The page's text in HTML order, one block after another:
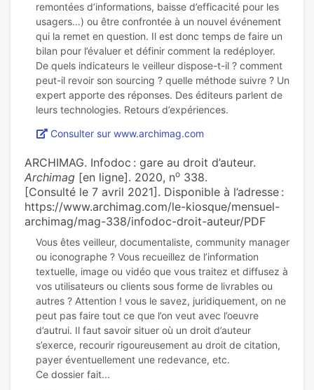
remontées d’informations, baisse d’efficacité pour les
usagers…) ou être confrontée à un nouvel événement
qui la remet en question. Il est donc temps de faire un
bilan pour l’évaluer et définir comment la redéployer.
De quels indicateurs le veilleur dispose-t-il ? comment
peut-il revoir son sourcing ? quelle méthode suivre ? Un
expert apporte des réponses. Des éditeurs parlent de
Consulter sur www.archimag.com
ARCHIMAG. Infodoc : gare au droit d’auteur.
Archimag [en ligne]. 2020, no 338.
[Consulté le 7 avril 2021]. Disponible à l’adresse :
https://www.archimag.com/le-kiosque/mensuel-
archimag/mag-338/infodoc-droit-auteur/PDF
Vous êtes veilleur, documentaliste, community manager
ou iconographe ? Vous recueillez de l’information
textuelle, image ou vidéo que vous traitez et diffusez à
vos utilisateurs ou clients sous forme de livrables ou
autres ? Attention ! vous le savez, juridiquement, on ne
peut pas faire tout ce que l’on veut avec l’oeuvre
d’autrui. Il faut savoir situer où un droit d’auteur
s’exerce, recourir rigoureusement au droit de citation,
payer éventuellement une redevance, etc.